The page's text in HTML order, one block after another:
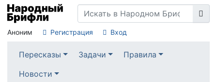
Аноним Регистрация Вход
Пересказы Задачи
Правила
Новости